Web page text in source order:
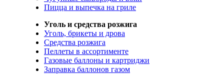
Пицца и выпечка на гриле
Уголь и средства розжига
Уголь, брикеты и дрова
Средства розжига
Пеллеты в ассортименте
Газовые баллоны и картриджи
Заправка баллонов газом